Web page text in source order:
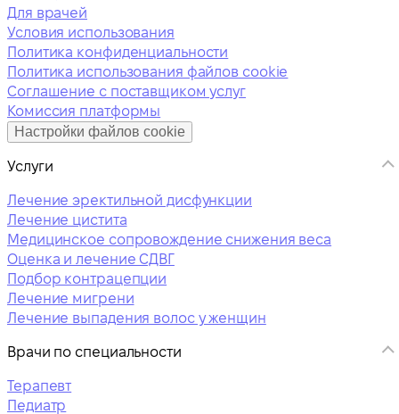
Для врачей
Условия использования
Политика конфиденциальности
Политика использования файлов cookie
Соглашение с поставщиком услуг
Комиссия платформы
Настройки файлов cookie
Услуги
Лечение эректильной дисфункции
Лечение цистита
Медицинское сопровождение снижения веса
Оценка и лечение СДВГ
Подбор контрацепции
Лечение мигрени
Лечение выпадения волос у женщин
Врачи по специальности
Терапевт
Педиатр